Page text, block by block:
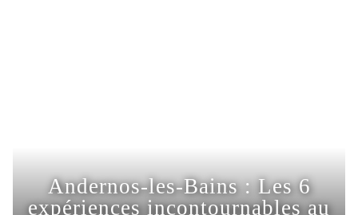
Andernos-les-Bains : Les 6
expériences incontournables au